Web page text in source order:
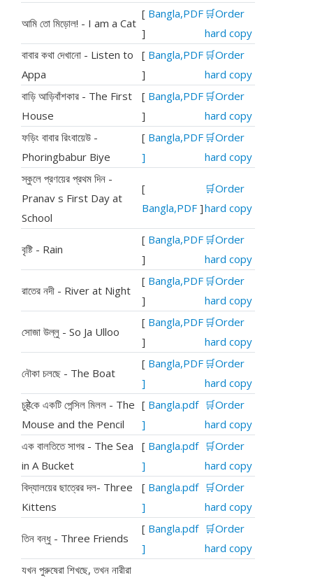
আমি তো মিড়োল! - I am a Cat
[ Bangla,PDF
]
🛒Order
hard copy
বাবার কথা দেখানো - Listen to
Appa
[ Bangla,PDF
]
🛒Order
hard copy
বাড়ি আড়িবাঁশকার - The First
House
[ Bangla,PDF
]
🛒Order
hard copy
ফড়িং বাবার রিংবায়েউ -
Phoringbabur Biye
[ Bangla,PDF
]
🛒Order
hard copy
স্কুলে প্রণয়ের প্রথম দিন -
Pranav s First Day at
School
[
Bangla,PDF ]
🛒Order
hard copy
বৃষ্টি - Rain
[ Bangla,PDF
]
🛒Order
hard copy
রাতের নদী - River at Night
[ Bangla,PDF
]
🛒Order
hard copy
সোজা উল্লু - So Ja Ulloo
[ Bangla,PDF
]
🛒Order
hard copy
নৌকা চলছে - The Boat
[ Bangla,PDF
]
🛒Order
hard copy
চুहेকে একটি পেন্সিল মিলল - The
Mouse and the Pencil
[ Bangla.pdf
]
🛒Order
hard copy
এক বালতিতে সাগর - The Sea
in A Bucket
[ Bangla.pdf
]
🛒Order
hard copy
বিদ্যালয়ের ছাত্রের দল- Three
Kittens
[ Bangla.pdf
]
🛒Order
hard copy
তিন বন্ধু - Three Friends
[ Bangla.pdf
]
🛒Order
hard copy
যখন পুরুষেরা শিখছে, তখন নারীরা